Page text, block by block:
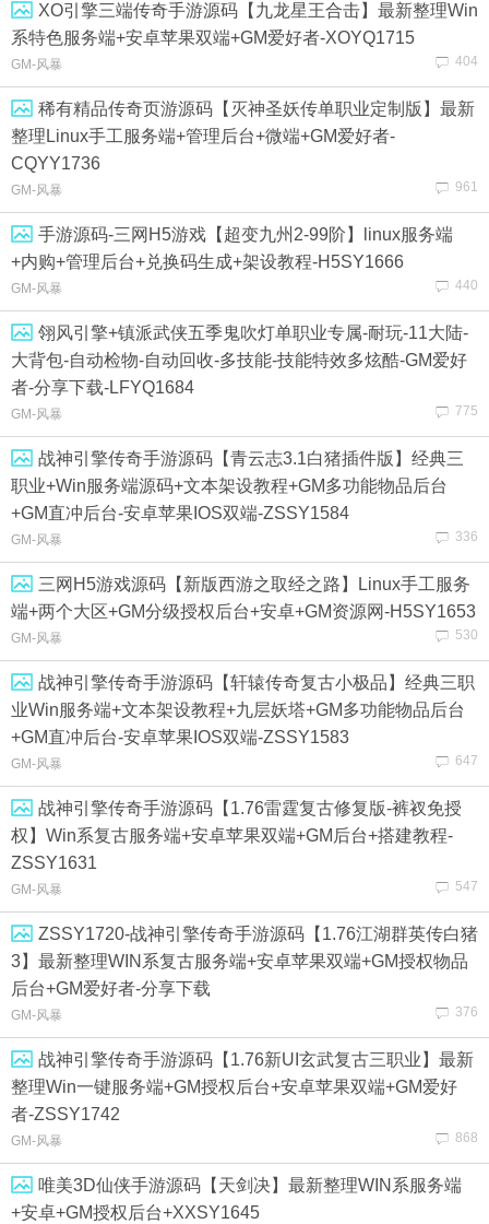
XO引擎三端传奇手游源码【九龙星王合击】最新整理Win
系特色服务端+安卓苹果双端+GM爱好者-XOYQ1715
GM-风暴 404
稀有精品传奇页游源码【灭神圣妖传单职业定制版】最新
整理Linux手工服务端+管理后台+微端+GM爱好者-
CQYY1736
GM-风暴 961
手游源码-三网H5游戏【超变九州2-99阶】linux服务端
+内购+管理后台+兑换码生成+架设教程-H5SY1666
GM-风暴 440
翎风引擎+镇派武侠五季鬼吹灯单职业专属-耐玩-11大陆-
大背包-自动检物-自动回收-多技能-技能特效多炫酷-GM爱好
者-分享下载-LFYQ1684
GM-风暴 775
战神引擎传奇手游源码【青云志3.1白猪插件版】经典三
职业+Win服务端源码+文本架设教程+GM多功能物品后台
+GM直冲后台-安卓苹果IOS双端-ZSSY1584
GM-风暴 336
三网H5游戏源码【新版西游之取经之路】Linux手工服务
端+两个大区+GM分级授权后台+安卓+GM资源网-H5SY1653
GM-风暴 530
战神引擎传奇手游源码【轩辕传奇复古小极品】经典三职
业Win服务端+文本架设教程+九层妖塔+GM多功能物品后台
+GM直冲后台-安卓苹果IOS双端-ZSSY1583
GM-风暴 647
战神引擎传奇手游源码【1.76雷霆复古修复版-裤衩免授
权】Win系复古服务端+安卓苹果双端+GM后台+搭建教程-
ZSSY1631
GM-风暴 547
ZSSY1720-战神引擎传奇手游源码【1.76江湖群英传白猪
3】最新整理WIN系复古服务端+安卓苹果双端+GM授权物品
后台+GM爱好者-分享下载
GM-风暴 376
战神引擎传奇手游源码【1.76新UI玄武复古三职业】最新
整理Win一键服务端+GM授权后台+安卓苹果双端+GM爱好
者-ZSSY1742
GM-风暴 868
唯美3D仙侠手游源码【天剑决】最新整理WIN系服务端
+安卓+GM授权后台+XXSY1645